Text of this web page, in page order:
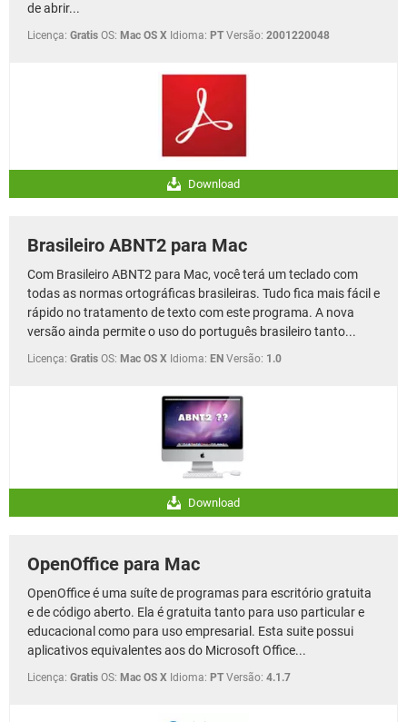
de abrir...
Licença: Gratis OS: Mac OS X Idioma: PT Versão: 2001220048
Download
Brasileiro ABNT2 para Mac
Com Brasileiro ABNT2 para Mac, você terá um teclado com
todas as normas ortográficas brasileiras. Tudo fica mais fácil e
rápido no tratamento de texto com este programa. A nova
versão ainda permite o uso do português brasileiro tanto...
Licença: Gratis OS: Mac OS X Idioma: EN Versão: 1.0
Download
OpenOffice para Mac
OpenOffice é uma suíte de programas para escritório gratuita
e de código aberto. Ela é gratuita tanto para uso particular e
educacional como para uso empresarial. Esta suite possui
aplicativos equivalentes aos do Microsoft Office...
Licença: Gratis OS: Mac OS X Idioma: PT Versão: 4.1.7